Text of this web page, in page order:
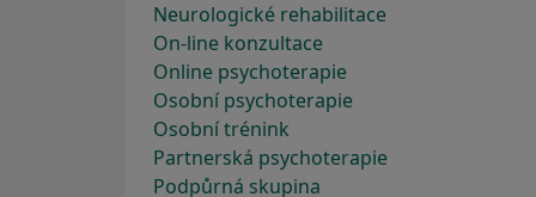
Neurologické rehabilitace
On-line konzultace
Online psychoterapie
Osobní psychoterapie
Osobní trénink
Partnerská psychoterapie
Podpůrná skupina